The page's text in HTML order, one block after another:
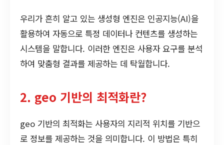
우리가 흔히 알고 있는 생성형 엔진은 인공지능(AI)을
활용하여 자동으로 특정 데이터나 컨텐츠를 생성하는
시스템을 말합니다. 이러한 엔진은 사용자 요구를 분석
하여 맞춤형 결과를 제공하는 데 탁월합니다.
2. geo 기반의 최적화란?
geo 기반의 최적화는 사용자의 지리적 위치를 기반으
로 정보를 제공하는 것을 의미합니다. 이 방법은 특히